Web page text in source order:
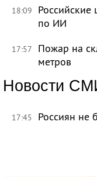
18:09
по ИИ
17:57
Пожар на
метров
Новости
17:45 Россиян не